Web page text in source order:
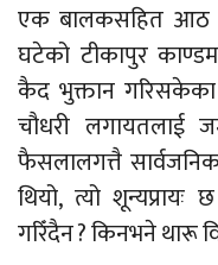
एक बालकसहित आठ
घटेको टीकापुर
कैद भुक्तान
चौधरी लगायतलाई
फैसलालगत्तै
थियो, त्यो
गरिँदैन ? किनभने थारू